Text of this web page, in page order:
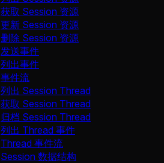
获取 Session 资源
更新 Session 资源
删除 Session 资源
发送事件
列出事件
事件流
列出 Session Thread
获取 Session Thread
归档 Session Thread
列出 Thread 事件
Thread 事件流
Session 数据结构